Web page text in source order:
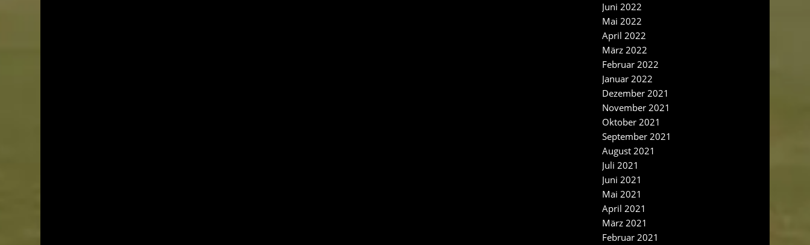
Juni 2022
Mai 2022
April 2022
März 2022
Februar 2022
Januar 2022
Dezember 2021
November 2021
Oktober 2021
September 2021
August 2021
Juli 2021
Juni 2021
Mai 2021
April 2021
März 2021
Februar 2021